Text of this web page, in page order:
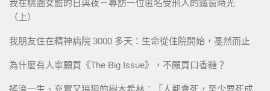
我在桃園女監的日與夜－專訪一位匿名受刑人的鐵窗時光
（上）
我朋友住在精神病院 3000 多天：生命從住院開始，戞然而止
為什麼有人寧願買《The Big Issue》，不願買口香糖？
搖滾一生、充實又狼狽的樹木希林：「人都會死，至少要死成